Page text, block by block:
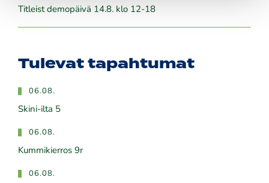
Titleist demopäivä 14.8. klo 12-18
Tulevat tapahtumat
06.08.
Skini-ilta 5
06.08.
Kummikierros 9r
06.08.